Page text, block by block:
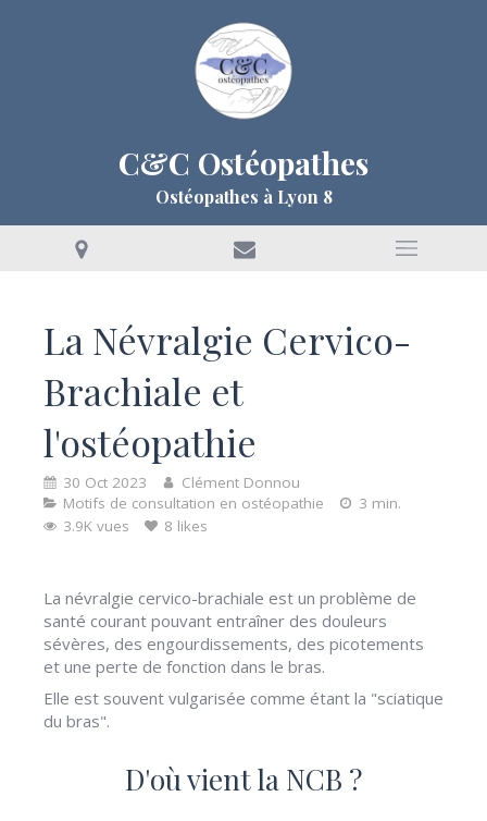
C&C Ostéopathes
Ostéopathes à Lyon 8
La Névralgie Cervico-
Brachiale et
l'ostéopathie
30 Oct 2023
Clément Donnou
Motifs de consultation en ostéopathie
3 min.
3.9K vues
8 likes
La névralgie cervico-brachiale est un problème de
santé courant pouvant entraîner des douleurs
sévères, des engourdissements, des picotements
et une perte de fonction dans le bras.
Elle est souvent vulgarisée comme étant la "sciatique
du bras".
D'où vient la NCB ?